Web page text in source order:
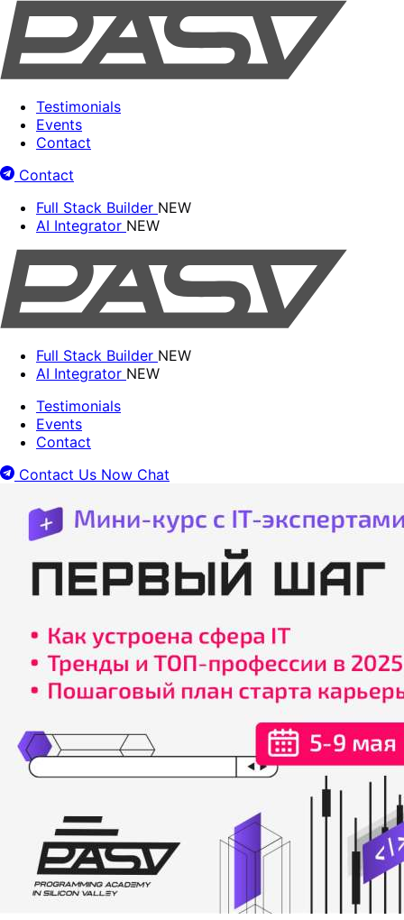
Testimonials
Events
Contact
Contact
Full Stack Builder NEW
AI Integrator NEW
Full Stack Builder NEW
AI Integrator NEW
Testimonials
Events
Contact
Contact Us Now Chat